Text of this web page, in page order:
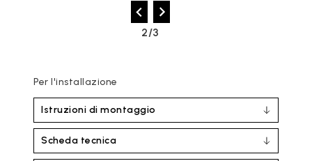
2/3
Per l'installazione
Istruzioni di montaggio
Scheda tecnica